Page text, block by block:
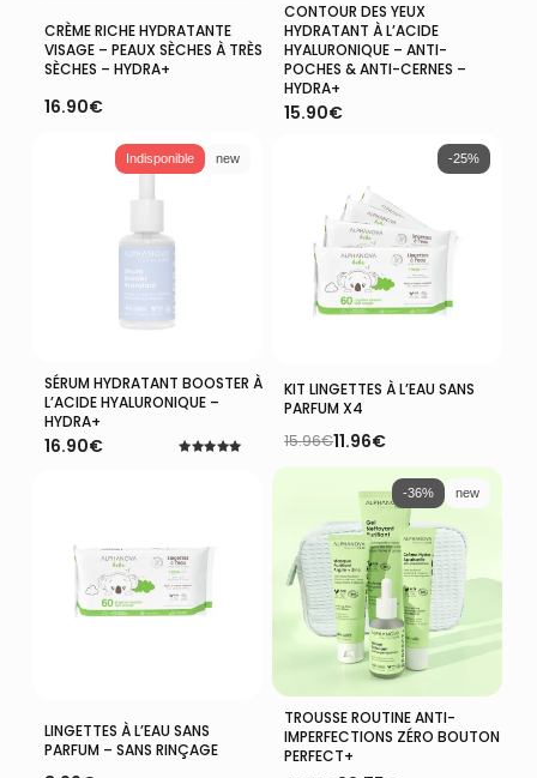
Ajouter Au Panier
CRÈME RICHE HYDRATANTE
VISAGE – PEAUX SÈCHES À TRÈS
SÈCHES – HYDRA+
16.90€
Ajouter Au Panier
CONTOUR DES YEUX
HYDRATANT À L’ACIDE
HYALURONIQUE – ANTI-
POCHES & ANTI-CERNES –
HYDRA+
15.90€
Indisponible new
Lire La Suite
SÉRUM HYDRATANT BOOSTER À
L’ACIDE HYALURONIQUE –
HYDRA+
16.90€
-25%
Ajouter Au Panier
KIT LINGETTES À L’EAU SANS
PARFUM X4
15.96€
Le
prix
15.96€.
11.96€
Le
prix
11.96€.
Ajouter Au Panier
LINGETTES À L’EAU SANS
PARFUM – SANS RINÇAGE
-36% new
Ajouter Au Panier
TROUSSE ROUTINE ANTI-
IMPERFECTIONS ZÉRO BOUTON
PERFECT+